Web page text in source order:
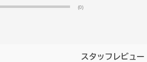
(0)
スタッフレビュー